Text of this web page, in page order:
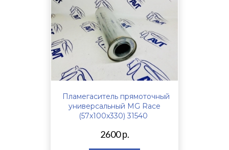
Пламегаситель прямоточный
универсальный MG Race
(57x100x330) 31540
2600 р.